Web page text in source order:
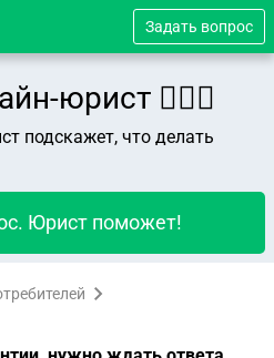
Задать вопрос
юрист 👨🏻‍⚖️
подскажет, что делать
Юрист поможет!